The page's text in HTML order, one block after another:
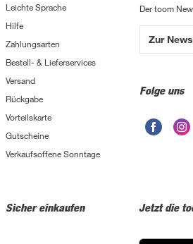
Leichte Sprache
Hilfe
Zahlungsarten
Bestell- & Lieferservices
Versand
Rückgabe
Vorteilskarte
Gutscheine
Verkaufsoffene Sonntage
Der toom
Zur
Folge uns
Sicher einkaufen Jetzt die